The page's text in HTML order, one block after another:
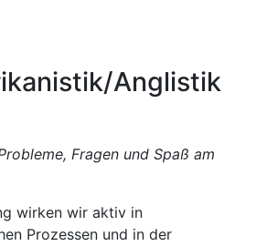
Anglistik
Fragen und Spaß am
wirken wir aktiv in
Prozessen und in der